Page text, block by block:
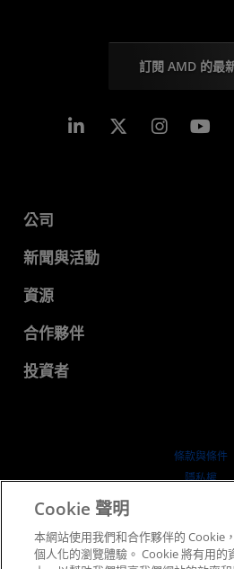
訂閱 AMD 的最
Linkedin
公司
關於 AMD
企業責任
招聘
聯絡我們
新聞與活動
新聞室
媒體庫
資源
開發者中心
案例研究
合作夥伴
AMD 合作夥伴中心
投資者
行情走勢
條款與條件
隱私權
公平公開競爭
英國稅務策略
Cookie 聲明
本網站使用我們和合作夥伴的 Cookie
個人化的瀏覽體驗。 Cookie 將有用的